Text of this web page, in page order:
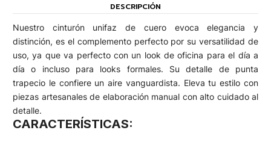
DESCRIPCIÓN
Nuestro cinturón unifaz de cuero evoca elegancia y
distinción, es el complemento perfecto por su versatilidad de
uso, ya que va perfecto con un look de oficina para el día a
día o incluso para looks formales. Su detalle de punta
trapecio le confiere un aire vanguardista. Eleva tu estilo con
piezas artesanales de elaboración manual con alto cuidado al
detalle.
CARACTERÍSTICAS: